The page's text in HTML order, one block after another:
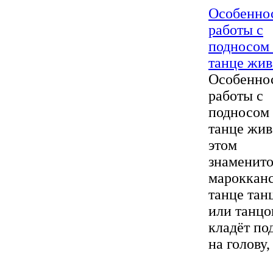
работы с
подносом
танце
работы с
подносом
танце
этом
танце
или
кладёт
на